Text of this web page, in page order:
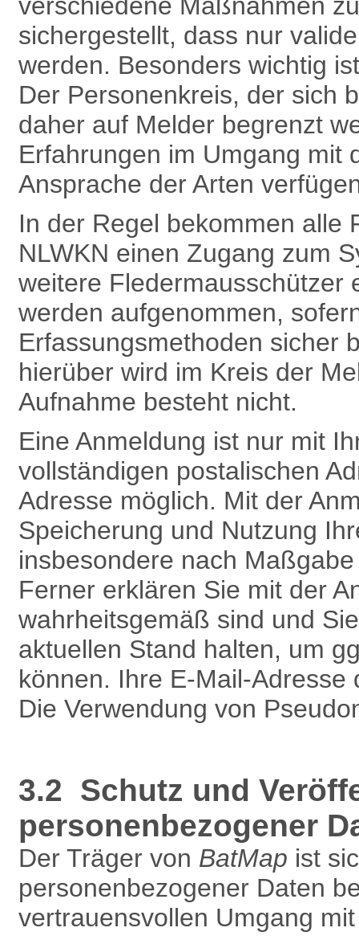
sichergestellt, dass nur
werden. Besonders wichtig
Der Personenkreis, der sich
daher auf Melder begrenzt
Erfahrungen im Umgang mit
Ansprache der Arten
In der Regel bekommen alle
NLWKN einen Zugang zum
weitere Fledermausschützer
werden aufgenommen,
Erfassungsmethoden sicher
hierüber wird im Kreis der
Aufnahme besteht nicht.
Eine Anmeldung ist nur mit
vollständigen postalischen
Adresse möglich. Mit der
Speicherung und Nutzung
insbesondere nach
Ferner erklären Sie mit der
wahrheitsgemäß sind und
aktuellen Stand halten, um
können. Ihre E-Mail-
Die Verwendung von
3.2 Schutz und
personenbezogener
Der Träger von BatMap ist
personenbezogener Daten
vertrauensvollen Umgang